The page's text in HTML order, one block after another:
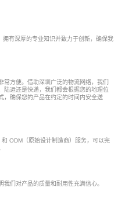
有深厚的专业知识并致力于创新，确保我
方便。借助深圳广泛的物流网络，我们
陆运还是快递，我们都会根据您的地理位
，确保您的产品在约定的时间内安全送
ODM（原始设计制造商）服务，可以完
们对产品的质量和耐用性充满信心。